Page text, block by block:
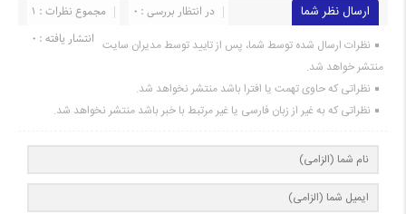
ارسال نظر شما مجموع نظرات : 1
در انتظار بررسی : 0
انتشار یافته : ۰ نظرات ارسال شده توسط شما، پس از تایید توسط مدیران سایت
منتشر خواهد شد.
نظراتی که حاوی تهمت یا افترا باشد منتشر نخواهد شد.
نظراتی که به غیر از زبان فارسی یا غیر مرتبط با خبر باشد منتشر نخواهد شد.